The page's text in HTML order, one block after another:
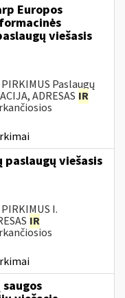
Europos
viešasis
Paslaugų
ADRESAS IR
paslaugų viešasis
I.
IR